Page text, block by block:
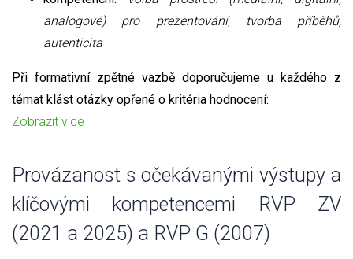
analogové) pro prezentování,tvorba příběhů,
autenticita
Při formativní zpětné vazbě doporučujeme u každého z
témat klást otázky opřené o kritéria hodnocení:
Zobrazit více
Provázanost s očekávanými výstupy a
klíčovými kompetencemi RVP ZV
(2021 a 2025) a RVP G (2007)